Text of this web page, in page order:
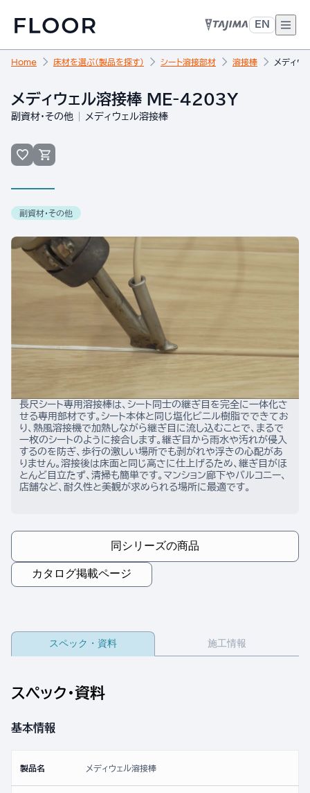
EN
Home 床材を選ぶ（製品を探す） シート溶接部材 溶接棒 メディ
メディウェル溶接棒 ME-4203Y
副資材・その他 メディウェル溶接棒
副資材・その他
長尺シート専用溶接棒は、シート同士の継ぎ目を完全に一体化さ
せる専用部材です。シート本体と同じ塩化ビニル樹脂でできてお
り、熱風溶接機で加熱しながら継ぎ目に流し込むことで、まるで
一枚のシートのように接合します。継ぎ目から雨水や汚れが侵入
するのを防ぎ、歩行の激しい場所でも剥がれや浮きの心配があ
りません。溶接後は床面と同じ高さに仕上げるため、継ぎ目がほ
とんど目立たず、清掃も簡単です。マンション廊下やバルコニー、
店舗など、耐久性と美観が求められる場所に最適です。
同シリーズの商品
カタログ掲載ページ
スペック・資料 施工情報
スペック・資料
基本情報
製品名 メディウェル溶接棒